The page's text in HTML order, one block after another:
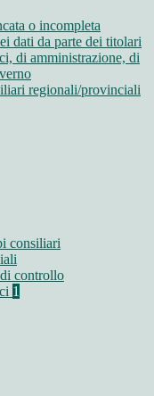
o incompleta
dati da parte dei titolari
di amministrazione, di
regionali/provinciali
consiliari
controllo
1